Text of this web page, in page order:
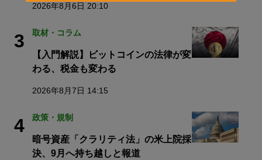
2026年8月6日 20:10
3 取材・コラム
【入門解説】ビットコインの法律が変
わる、税金も変わる
2026年8月7日 14:15
4 政策・規制
暗号資産「クラリティ法」の米上院採
決、9月へ持ち越しと報道